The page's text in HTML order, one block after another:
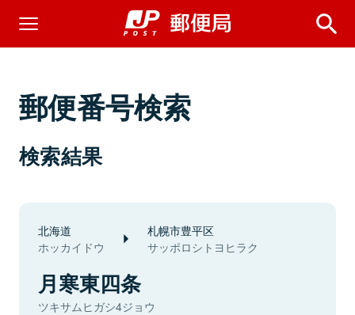
郵便番号検索
検索結果
北海道
ホッカイドウ
札幌市豊平区
サッポロシトヨヒラク
月寒東四条
ツキサムヒガシ4ジョウ